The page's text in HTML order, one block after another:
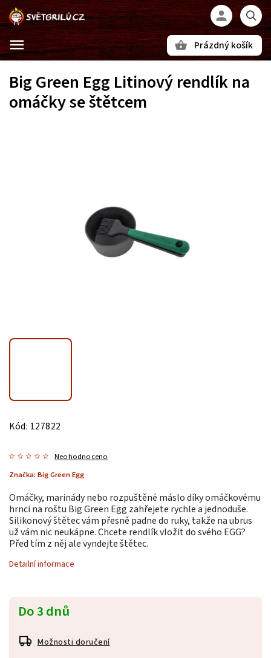
Prázdný košík
Big Green Egg Litinový rendlík na
omáčky se štětcem
Kód: 127822
Neohodnoceno
Značka: Big Green Egg
Do 3 dnů
Možnosti doručení
Omáčky, marinády nebo rozpuštěné máslo díky omáčkovému
hrnci na roštu Big Green Egg zahřejete rychle a jednoduše.
Silikonový štětec vám přesně padne do ruky, takže na ubrus
už vám nic neukápne. Chcete rendlík vložit do svého EGG?
Před tím z něj ale vyndejte štětec.
Detailní informace